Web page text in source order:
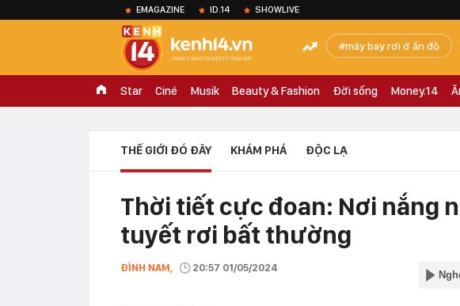
EMAGAZINE ID.14 SHOWLIVE
máy bay rơi ở ấn độ
Star Ciné Musik Beauty & Fashion Đời sống Money.14
THẾ GIỚI ĐÓ ĐÂY KHÁM PHÁ ĐỘC LẠ
Thời tiết cực đoan: Nơi nắng
tuyết rơi bất thường
ĐÌNH NAM, 20:57 01/05/2024